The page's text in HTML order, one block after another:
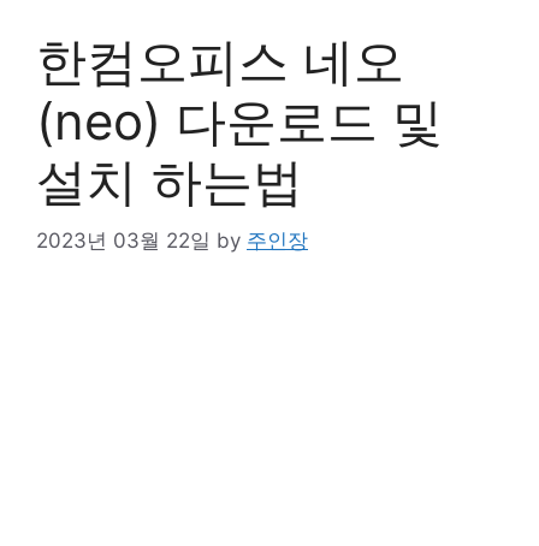
한컴오피스 네오
(neo) 다운로드 및
설치 하는법
2023년 03월 22일 by 주인장